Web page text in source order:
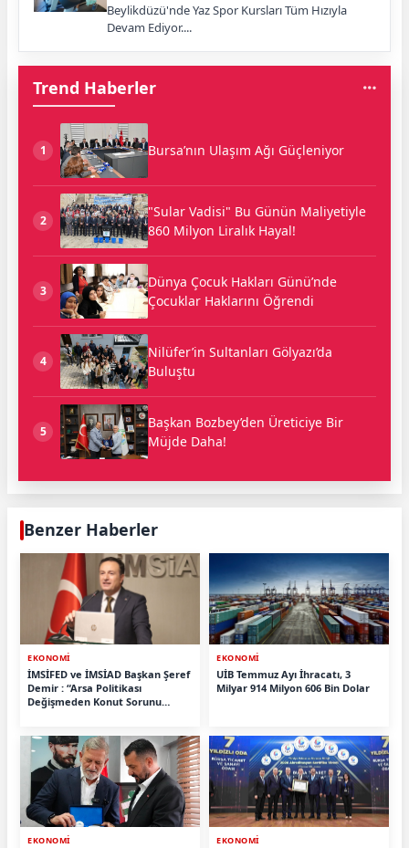
Beylikdüzü'nde Yaz Spor Kursları Tüm Hızıyla
Devam Ediyor....
Trend Haberler
1 Bursa’nın Ulaşım Ağı Güçleniyor
2
"Sular Vadisi" Bu Günün Maliyetiyle
860 Milyon Liralık Hayal!
3
Dünya Çocuk Hakları Günü’nde
Çocuklar Haklarını Öğrendi
4
Nilüfer’in Sultanları Gölyazı’da
Buluştu
5
Başkan Bozbey’den Üreticiye Bir
Müjde Daha!
Benzer Haberler
EKONOMİ
İMSİFED ve İMSİAD Başkan Şeref
Demir : “Arsa Politikası
Değişmeden Konut Sorunu
EKONOMİ
UİB Temmuz Ayı İhracatı, 3
Milyar 914 Milyon 606 Bin Dolar
EKONOMİ EKONOMİ